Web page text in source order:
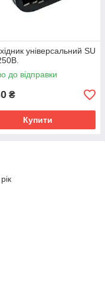
універсальний SU
до відправки
₴
Купити